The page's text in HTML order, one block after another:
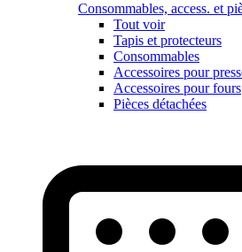
Consommables, access. et
Tout voir
Tapis et protecteurs
Consommables
Accessoires pour
Accessoires pour fours
Pièces détachées